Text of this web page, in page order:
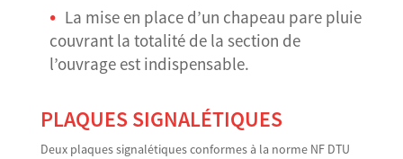
La mise en place d’un chapeau pare pluie
couvrant la totalité de la section de
l’ouvrage est indispensable.
PLAQUES SIGNALÉTIQUES
Deux plaques signalétiques conformes à la norme NF DTU